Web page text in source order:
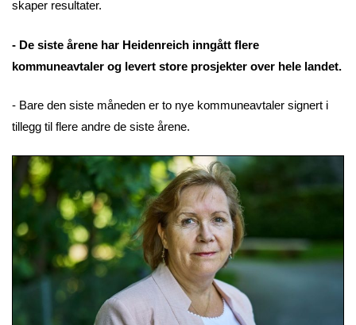
skaper resultater.
- De siste årene har Heidenreich inngått flere
kommuneavtaler og levert store prosjekter over hele landet.
- Bare den siste måneden er to nye kommuneavtaler signert i
tillegg til flere andre de siste årene.